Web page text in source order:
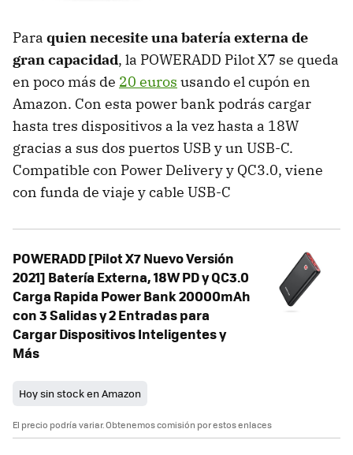
Para quien necesite una batería externa de
gran capacidad, la POWERADD Pilot X7 se queda
en poco más de 20 euros usando el cupón en
Amazon. Con esta power bank podrás cargar
hasta tres dispositivos a la vez hasta a 18W
gracias a sus dos puertos USB y un USB-C.
Compatible con Power Delivery y QC3.0, viene
con funda de viaje y cable USB-C
POWERADD [Pilot X7 Nuevo Versión
2021] Batería Externa, 18W PD y QC3.0
Carga Rapida Power Bank 20000mAh
con 3 Salidas y 2 Entradas para
Cargar Dispositivos Inteligentes y
Más
Hoy sin stock en Amazon
El precio podría variar. Obtenemos comisión por estos enlaces